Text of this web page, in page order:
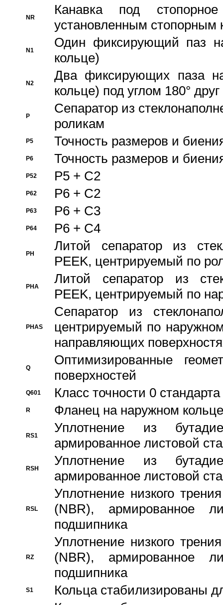
NR
Канавка под
установленным стопорным
N1
Один фиксирующий паз
кольце)
N2
Два фиксирующих паза
кольце) под углом 180° друг
P
Cепаратор из
роликам
P5 Точность размеров и
P6 Точность размеров и
P52 P5 + C2
P62 P6 + C2
P63 P6 + C3
P64 P6 + C4
PH
Литой сепаратор из
PEEK, центрируемый по
PHA
Литой сепаратор из
PEEK, центрируемый по
PHAS
Сепаратор из
центрируемый по
направляющих
Q
Оптимизированные
поверхностей
Q601 Класс точности 0
R Фланец на наружном кольце
RS1
Уплотнение из
армированное листовой
RSH
Уплотнение из
армированное листовой
RSL
Уплотнение низкого
(NBR), армированное
подшипника
RZ
Уплотнение низкого
(NBR), армированное
подшипника
S1 Кольца стабилизированы